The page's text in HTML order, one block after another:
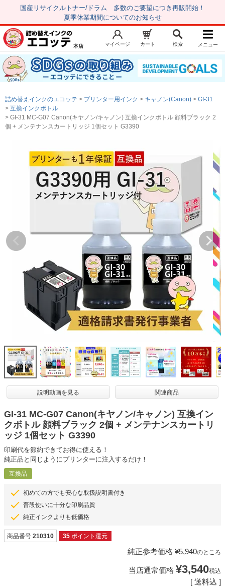
国産リサイクルトナー/ドラム 多数のご要望につき再販開始！
夏季休業期間についてのお知らせ
新規会員登録 マイページ
トップページ お気に入り
注文履歴 レビュー履歴
はじめての方へ
初心者用セット
キャノンインク
エプソンインク
詰め替えインク
互換インクボトル
互換インクカートリッジ
再生インクカートリッジ
記事を探す
お客様の声
ご利用ガイド
よくある質問
お問い合わせ
会員専用商品
説明書ダウンロード
本店 マイページ カート 検索 メニュー
詰め替えインクのエコッテ プリンター用インク キャノン(Canon)
GI-31
互換インクボトル
GI-31 MC-G07 Canon(キヤノン/キャノン) 互換インクボトル 顔料ブラック 2
個 + メンテナンスカートリッジ 1個セット G3390
説明動画を見る 関連商品
GI-31 MC-G07 Canon(キヤノン/キャノン) 互換イン
クボトル 顔料ブラック 2個 + メンテナンスカートリ
ッジ 1個セット G3390
印刷代を節約できてお得に使える！
純正品と同じようにプリンターに注入するだけ！
互換品
初めての方でも安心な取扱説明書付き
普段使いに十分な印刷品質
純正インクよりも低価格
商品番号 210310 35 ポイント還元
純正参考価格 ¥5,940のところ
当店通常価格 ¥3,540税込
送料込